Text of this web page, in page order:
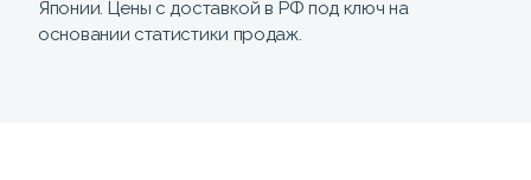
Японии. Цены с доставкой в РФ под ключ на
основании статистики продаж.